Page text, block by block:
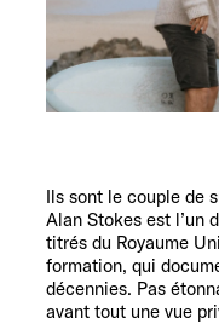
Service
Ils sont le couple de
Alan Stokes est l’un
titrés du Royaume
formation, qui
décennies. Pas
avant tout une vue